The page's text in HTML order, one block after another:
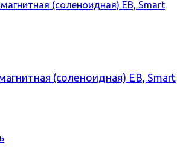
(соленоидная) EB, Smart